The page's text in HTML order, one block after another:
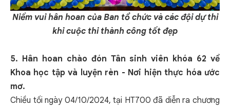
Niềm vui hân hoan của Ban tổ chức và các đội dự thi
khi cuộc thi thành công tốt đẹp
5. Hân hoan chào đón Tân sinh viên khóa 62 về
Khoa học tập và luyện rèn - Nơi hiện thực hóa ước
mơ.
Chiều tối ngày 04/10/2024, tại HT700 đã diễn ra chương